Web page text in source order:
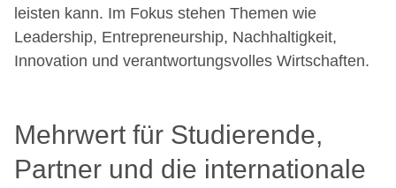
leisten kann. Im Fokus stehen Themen wie
Leadership, Entrepreneurship, Nachhaltigkeit,
Innovation und verantwortungsvolles Wirtschaften.
Mehrwert für Studierende,
Partner und die internationale